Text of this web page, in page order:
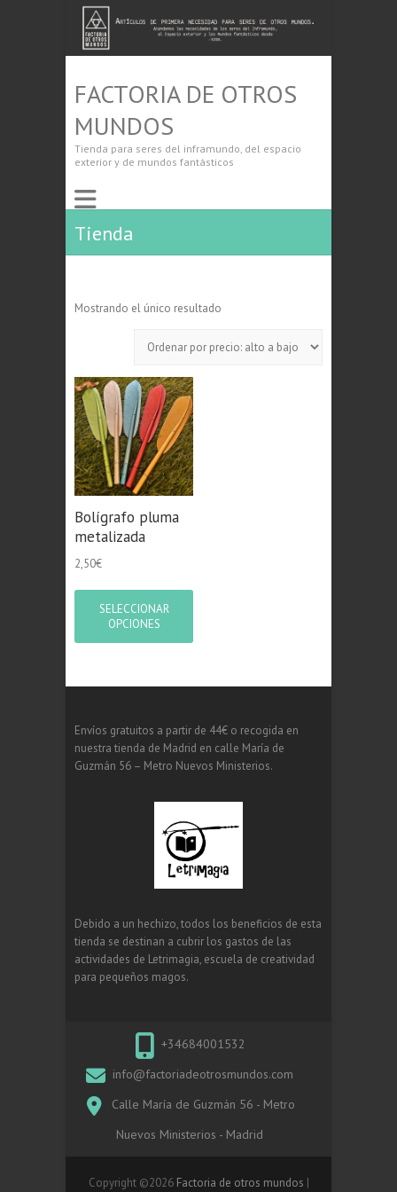
FACTORIA DE OTROS
MUNDOS
Tienda para seres del inframundo, del espacio
exterior y de mundos fantásticos
Tienda
Mostrando el único resultado
Bolígrafo pluma
metalizada
2,50€
SELECCIONAR
OPCIONES
Envíos gratuitos a partir de 44€ o recogida en
nuestra tienda de Madrid en calle María de
Guzmán 56 – Metro Nuevos Ministerios.
Debido a un hechizo, todos los beneficios de esta
tienda se destinan a cubrir los gastos de las
actividades de Letrimagia, escuela de creatividad
para pequeños magos.
+34684001532
info@factoriadeotrosmundos.com
Calle María de Guzmán 56 - Metro
Nuevos Ministerios - Madrid
Copyright ©2026 Factoria de otros mundos |